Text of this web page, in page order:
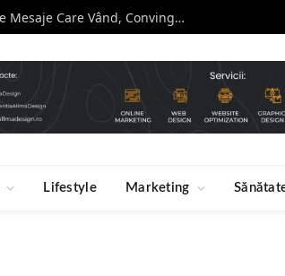
Curs de Copywriting – Drumul către Mesaje Care Vând, Conving și Construiesc Branduri Puternice
Lifestyle Marketing